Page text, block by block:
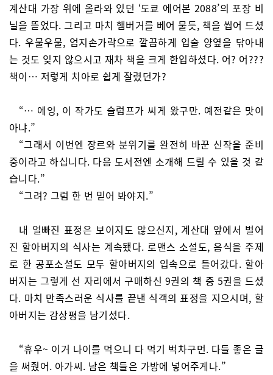
계산대 가장 위에 올라와 있던 ‘도쿄 에어본 2088’의 포장 비
닐을 뜯었다. 그리고 마치 햄버거를 베어 물듯, 책을 씹어 드셨
다. 우물우물, 엄지손가락으로 깔끔하게 입술 양옆을 닦아내
는 것도 잊지 않으시고 재차 책을 크게 한입하셨다. 어? 어???
책이… 저렇게 치아로 쉽게 잘렸던가?
“… 에잉, 이 작가도 슬럼프가 씨게 왔구만. 예전같은 맛이
아냐.”
“그래서 이번엔 장르와 분위기를 완전히 바꾼 신작을 준비
중이라고 하십니다. 다음 도서전엔 소개해 드릴 수 있을 것 같
습니다.”
“그려? 그럼 한 번 믿어 봐야지.”
내 얼빠진 표정은 보이지도 않으신지, 계산대 앞에서 벌어
진 할아버지의 식사는 계속됐다. 로맨스 소설도, 음식을 주제
로 한 공포소설도 모두 할아버지의 입속으로 들어갔다. 할아
버지는 그렇게 선 자리에서 구매하신 9권의 책 중 5권을 드셨
다. 마치 만족스러운 식사를 끝낸 식객의 표정을 지으시며, 할
아버지는 감상평을 남기셨다.
“휴우~ 이거 나이를 먹으니 다 먹기 벅차구먼. 다들 좋은 글
을 써줬어. 아가씨. 남은 책들은 가방에 넣어주게나.”